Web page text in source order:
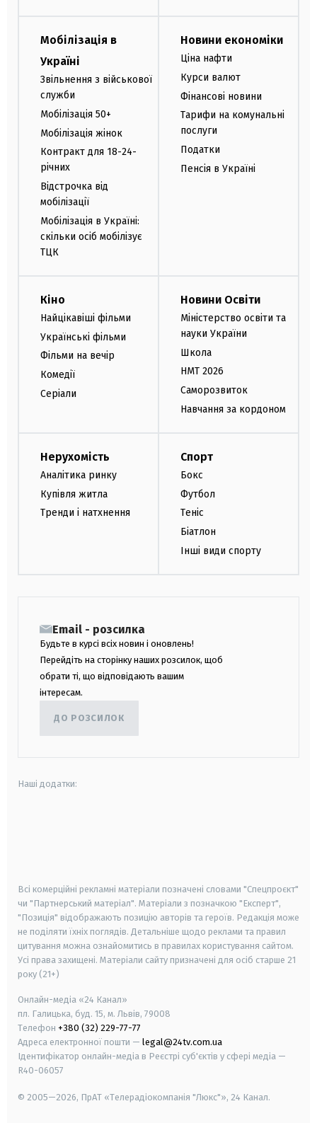
Мобілізація в
Україні
Звільнення з військової
служби
Мобілізація 50+
Мобілізація жінок
Контракт для 18-24-
річних
Відстрочка від
мобілізації
Мобілізація в Україні:
скільки осіб мобілізує
ТЦК
Новини економіки
Ціна нафти
Курси валют
Фінансові новини
Тарифи на комунальні
послуги
Податки
Пенсія в Україні
Кіно
Найцікавіші фільми
Українські фільми
Фільми на вечір
Комедії
Серіали
Новини Освіти
Міністерство освіти та
науки України
Школа
НМТ 2026
Саморозвиток
Навчання за кордоном
Нерухомість
Аналітика ринку
Купівля житла
Тренди і натхнення
Спорт
Бокс
Футбол
Теніс
Біатлон
Інші види спорту
Email - розсилка
Будьте в курсі всіх новин і оновлень!
Перейдіть на сторінку наших розсилок, щоб
обрати ті, що відповідають вашим
інтересам.
ДО РОЗСИЛОК
Наші додатки:
Всі комерційні рекламні матеріали позначені словами "Спецпроєкт"
чи "Партнерський матеріал". Матеріали з позначкою "Експерт",
"Позиція" відображають позицію авторів та героїв. Редакція може
не поділяти їхніх поглядів. Детальніше щодо реклами та правил
цитування можна ознайомитись в правилах користування сайтом.
Усі права захищені. Матеріали сайту призначені для осіб старше 21
року (21+)
Онлайн-медіа «24 Канал»
пл. Галицька, буд. 15, м. Львів, 79008
Телефон +380 (32) 229-77-77
Адреса електронної пошти — legal@24tv.com.ua
Ідентифікатор онлайн-медіа в Реєстрі суб'єктів у сфері медіа —
R40-06057
© 2005—2026, ПрАТ «Телерадіокомпанія "Люкс"», 24 Канал.